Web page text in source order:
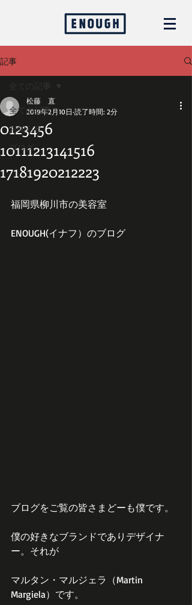
記事
全ての記事
お知らせ
ブログ
全ての記事
0123456
10111213141516
17181920212223
松藤 直
2019年2月10日 読了時間: 2分
福岡県柳川市の美容室
ENOUGH(イナフ）のブログ
ブログをご覧の皆さまどーも僕です。
僕の好きなブランドでありデザイナ
ー。それが
マルタン・マルジェラ（Martin
Margiela）です。